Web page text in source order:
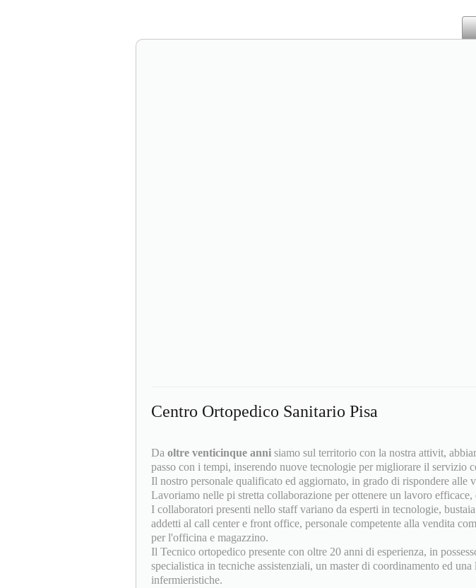
Centro Ortopedico Sanitario Pisa
Da oltre venticinque anni siamo sul territorio con la nostra attivit,
passo con i tempi, inserendo nuove tecnologie per migliorare il servizio
Il nostro personale qualificato ed aggiornato, in grado di rispondere alle
Lavoriamo nelle pi stretta collaborazione per ottenere un lavoro efficace,
I collaboratori presenti nello staff variano da esperti in tecnologie,
addetti al call center e front office, personale competente alla vendita
per l'officina e magazzino.
Il Tecnico ortopedico presente con oltre 20 anni di esperienza, in
specialistica in tecniche assistenziali, un master di coordinamento ed una
infermieristiche.